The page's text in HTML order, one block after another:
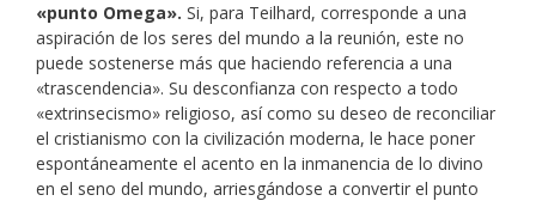
«punto Omega». Si, para Teilhard, corresponde a una
aspiración de los seres del mundo a la reunión, este no
puede sostenerse más que haciendo referencia a una
«trascendencia». Su desconfianza con respecto a todo
«extrinsecismo» religioso, así como su deseo de reconciliar
el cristianismo con la civilización moderna, le hace poner
espontáneamente el acento en la inmanencia de lo divino
en el seno del mundo, arriesgándose a convertir el punto